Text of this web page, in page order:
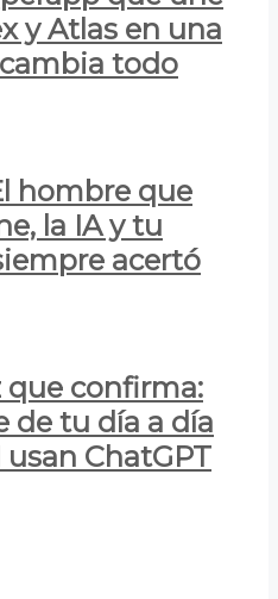
y Atlas en una
todo
hombre que
la IA y tu
acertó
que confirma:
de tu día a día
ChatGPT